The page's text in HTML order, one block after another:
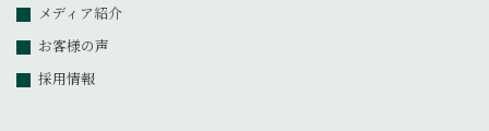
メディア紹介
お客様の声
採用情報